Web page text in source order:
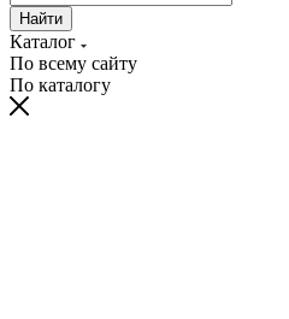
Найти
Каталог
По всему сайту
По каталогу